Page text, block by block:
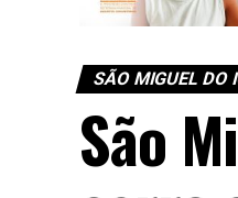
SÃO MIGUEL DO
São